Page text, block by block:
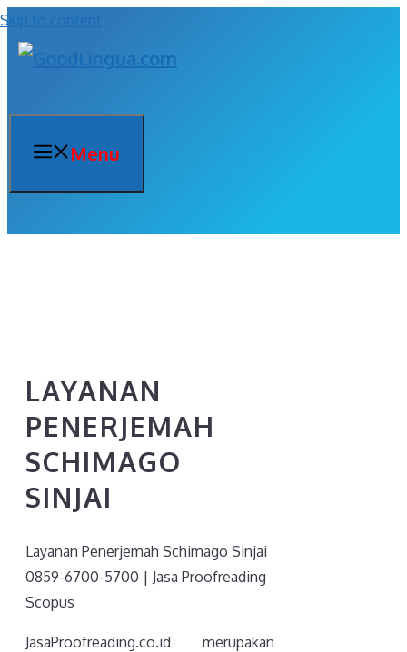
Skip to content
Menu
LAYANAN
PENERJEMAH
SCHIMAGO
SINJAI
Layanan Penerjemah Schimago Sinjai
0859-6700-5700 | Jasa Proofreading
Scopus
JasaProofreading.co.id merupakan